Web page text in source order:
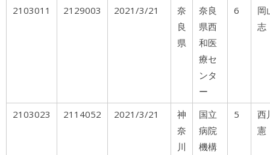
2103011 2129003 2021/3/21
奈
良
県
奈良
県西
和医
療セ
ンタ
ー
6
岡
志
2103023 2114052 2021/3/21
神
奈
川
国立
病院
機構
5
西
憲